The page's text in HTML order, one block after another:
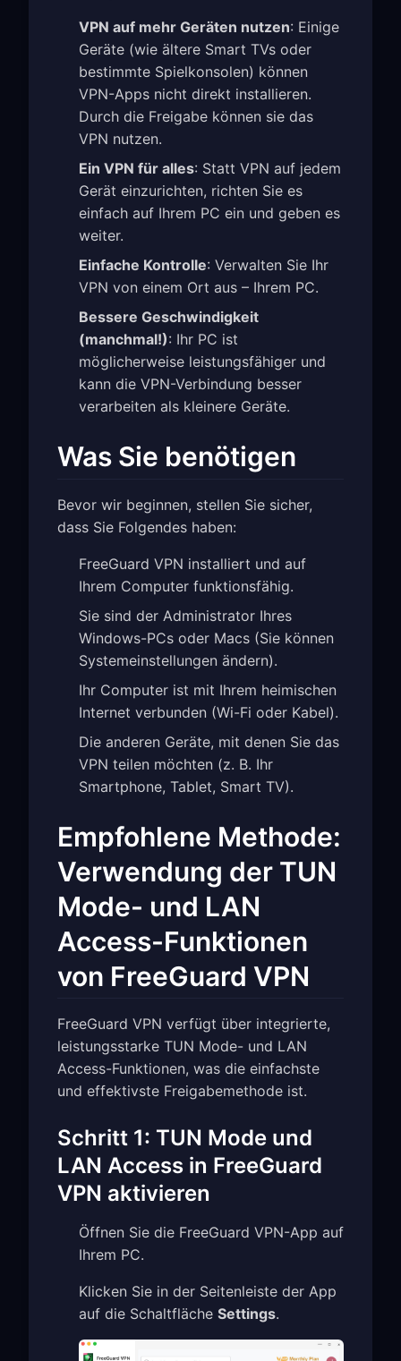
VPN auf mehr Geräten nutzen: Einige
Geräte (wie ältere Smart TVs oder
bestimmte Spielkonsolen) können
VPN-Apps nicht direkt installieren.
Durch die Freigabe können sie das
VPN nutzen.
Ein VPN für alles: Statt VPN auf jedem
Gerät einzurichten, richten Sie es
einfach auf Ihrem PC ein und geben es
weiter.
Einfache Kontrolle: Verwalten Sie Ihr
VPN von einem Ort aus – Ihrem PC.
Bessere Geschwindigkeit
(manchmal!): Ihr PC ist
möglicherweise leistungsfähiger und
kann die VPN-Verbindung besser
verarbeiten als kleinere Geräte.
Was Sie benötigen
Bevor wir beginnen, stellen Sie sicher,
dass Sie Folgendes haben:
FreeGuard VPN installiert und auf
Ihrem Computer funktionsfähig.
Sie sind der Administrator Ihres
Windows-PCs oder Macs (Sie können
Systemeinstellungen ändern).
Ihr Computer ist mit Ihrem heimischen
Internet verbunden (Wi-Fi oder Kabel).
Die anderen Geräte, mit denen Sie das
VPN teilen möchten (z. B. Ihr
Smartphone, Tablet, Smart TV).
Empfohlene Methode:
Verwendung der TUN
Mode- und LAN
Access-Funktionen
von FreeGuard VPN
FreeGuard VPN verfügt über integrierte,
leistungsstarke TUN Mode- und LAN
Access-Funktionen, was die einfachste
und effektivste Freigabemethode ist.
Schritt 1: TUN Mode und
LAN Access in FreeGuard
VPN aktivieren
Öffnen Sie die FreeGuard VPN-App auf
Ihrem PC.
Klicken Sie in der Seitenleiste der App
auf die Schaltfläche Settings.